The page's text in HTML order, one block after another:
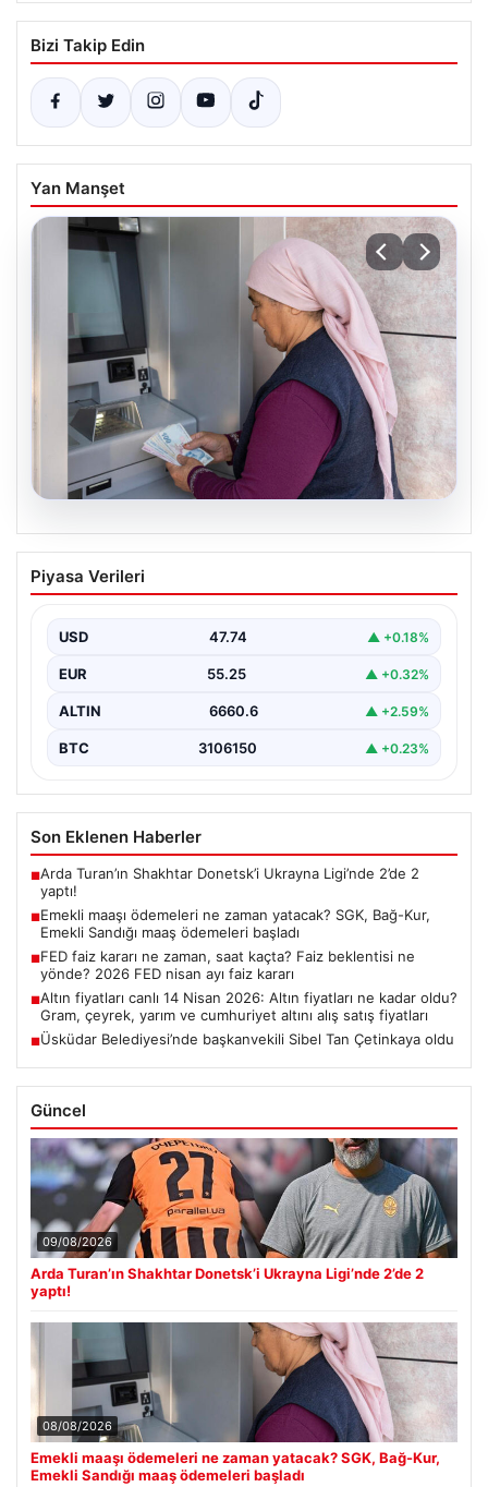
Bizi Takip Edin
Yan Manşet
08.08.2026
Emekli maaşı ödemeleri ne zaman
yatacak? SGK, Bağ-Kur, Emekli Sandığı
Piyasa Verileri
USD 47.74 ▲ +0.18%
EUR 55.25 ▲ +0.32%
ALTIN 6660.6 ▲ +2.59%
BTC 3106150 ▲ +0.23%
Son Eklenen Haberler
■Arda Turan’ın Shakhtar Donetsk’i Ukrayna Ligi’nde 2’de 2
yaptı!
■Emekli maaşı ödemeleri ne zaman yatacak? SGK, Bağ-Kur,
Emekli Sandığı maaş ödemeleri başladı
■FED faiz kararı ne zaman, saat kaçta? Faiz beklentisi ne
yönde? 2026 FED nisan ayı faiz kararı
■Altın fiyatları canlı 14 Nisan 2026: Altın fiyatları ne kadar oldu?
Gram, çeyrek, yarım ve cumhuriyet altını alış satış fiyatları
■Üsküdar Belediyesi’nde başkanvekili Sibel Tan Çetinkaya oldu
Güncel
09/08/2026
Arda Turan’ın Shakhtar Donetsk’i Ukrayna Ligi’nde 2’de 2
yaptı!
08/08/2026
Emekli maaşı ödemeleri ne zaman yatacak? SGK, Bağ-Kur,
Emekli Sandığı maaş ödemeleri başladı